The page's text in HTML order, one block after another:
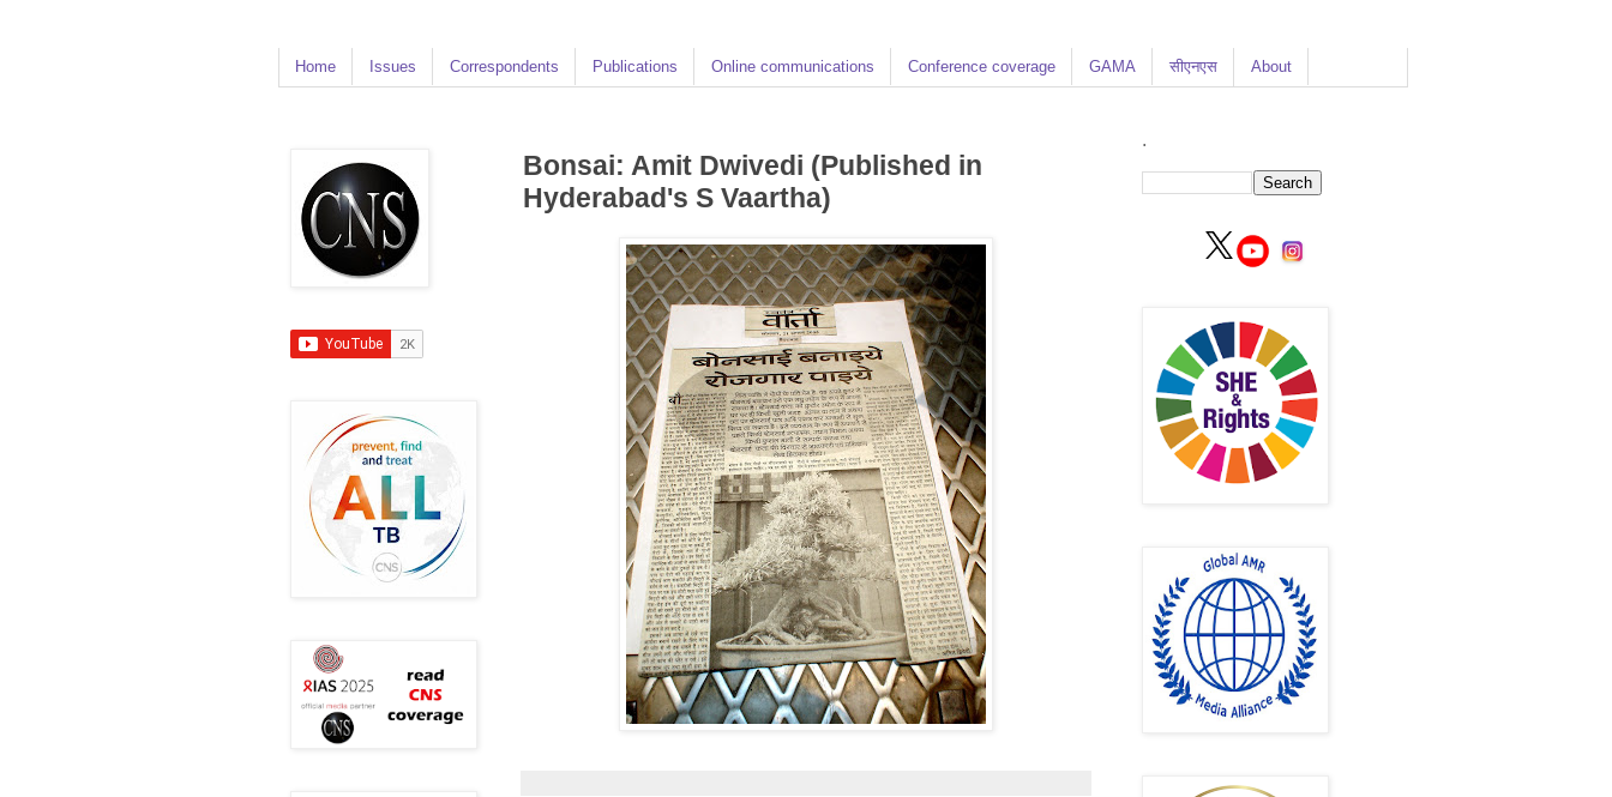
Home Issues Correspondents Publications Online communications Conference coverage GAMA सीएनएस About
Bonsai: Amit Dwivedi (Published in
Hyderabad's S Vaartha)
.